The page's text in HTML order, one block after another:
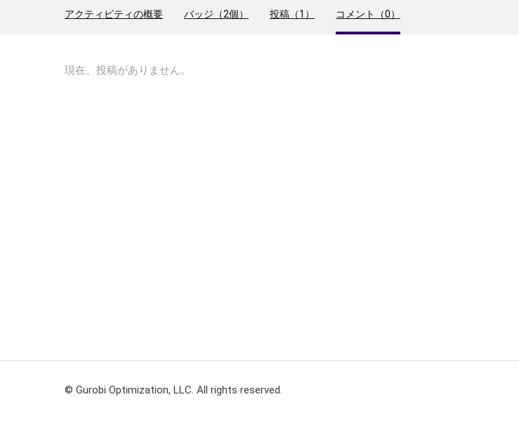
アクティビティの概要 バッジ（2個） 投稿（1） コメント（0）
現在、投稿がありません。
© Gurobi Optimization, LLC. All rights reserved.